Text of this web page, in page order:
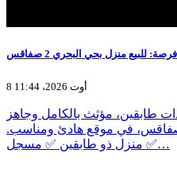
فرصة: للبيع منزل بحي البحري 2 صفاقس
8 أوت 2026، 11:44
طابقين، مؤثث بالكامل وجاهز
يقع في حي البحري 2 بصفاقس، في موقع هادئ ومناسب.
✅ منزل ذو طابقين ✅ مسجل…